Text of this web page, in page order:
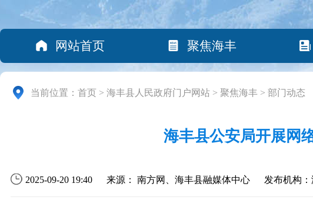
网站首页 聚焦海丰
当前位置： 首页 > 海丰县人民政府门户网站 > 聚焦海丰 > 部门动态
海丰县公安局开展网
2025-09-20 19:40 来源： 南方网、海丰县融媒体中心 发布机构